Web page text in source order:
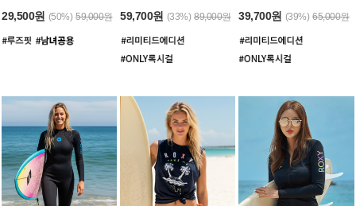
29,500원 (50%) 59,000원 59,700원 (33%) 89,000원 39,700원 (39%) 65,000원